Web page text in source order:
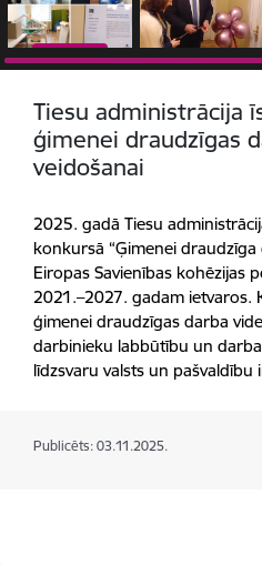
Tiesu administrācija
ģimenei draudzīgas
veidošanai
2025. gadā Tiesu
konkursā “Ģimenei
Eiropas Savienības kohēzijas
2021.–2027. gadam ietvaros.
ģimenei draudzīgas darba
darbinieku labbūtību un
līdzsvaru valsts un pašvaldību
Publicēts: 03.11.2025.